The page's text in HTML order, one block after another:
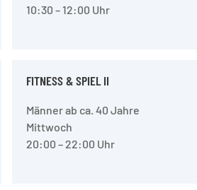
10:30 – 12:00 Uhr
FITNESS & SPIEL II
Männer ab ca. 40 Jahre
Mittwoch
20:00 – 22:00 Uhr